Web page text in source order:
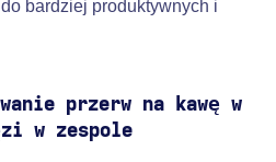
bardziej produktywnych i
przerw na kawę w
w zespole